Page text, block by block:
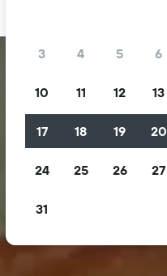
3 4 5 6
10 11 12 13
17 18 19 20
24 25 26 27
31